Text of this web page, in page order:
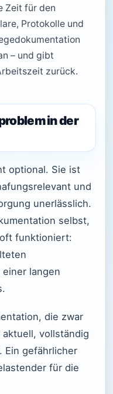
Zeit für den
Protokolle und
– und gibt
zurück.
in der
optional. Sie ist
und
unerlässlich.
selbst,
funktioniert:
langen
die zwar
vollständig
Ein gefährlicher
für die